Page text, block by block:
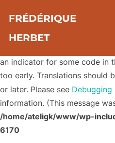
Notice: Function
incorrectly. Translation
an indicator for some code in
too early. Translations should
or later. Please see Debugging
information. (This message
/home/ateligk/www/wp-
6170
FRÉDÉRIQUE
HERBET